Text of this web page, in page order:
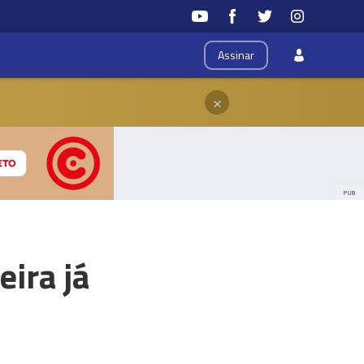
Assinar
×
PUB
já